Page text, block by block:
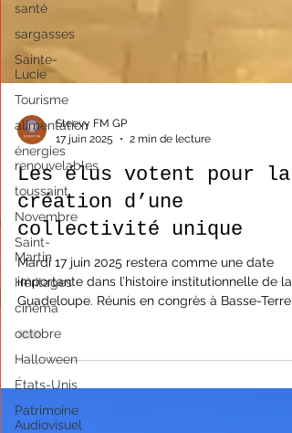
santé
sargasses
Sainte-
Lucie
Tourisme
alimentation
énergies
renouvelables
toussaint
Novembre
Saint-
Martin
Héritages
cinéma
octobre
Halloween
États-Unis
Patrimoine
Audiovisuel
Steevy FM GP
17 juin 2025
2 min de lecture
Les élus votent pour la
création d’une
collectivité unique
Mardi 17 juin 2025 restera comme une date
Guadeloupe. Réunis en congrès à Basse-